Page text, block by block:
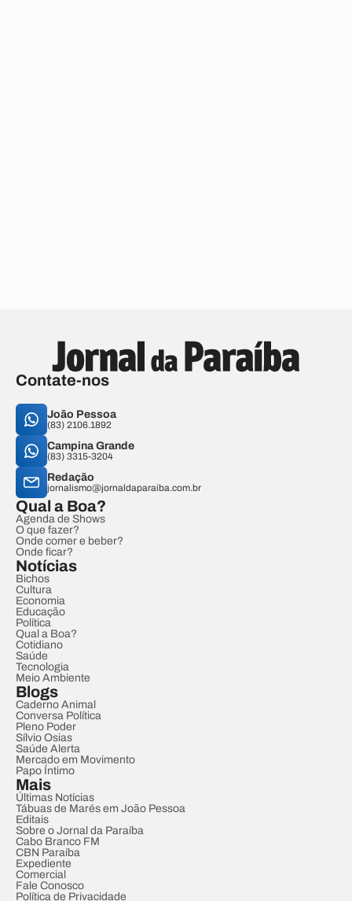
Contate-nos
João Pessoa
(83) 2106.1892
Campina Grande
(83) 3315-3204
Redação
jornalismo@jornaldaparaiba.com.br
Qual a Boa?
Agenda de Shows
O que fazer?
Onde comer e beber?
Onde ficar?
Notícias
Bichos
Cultura
Economia
Educação
Política
Qual a Boa?
Cotidiano
Saúde
Tecnologia
Meio Ambiente
Blogs
Caderno Animal
Conversa Política
Pleno Poder
Sílvio Osias
Saúde Alerta
Mercado em Movimento
Papo Íntimo
Mais
Últimas Notícias
Tábuas de Marés em João Pessoa
Editais
Sobre o Jornal da Paraíba
Cabo Branco FM
CBN Paraíba
Expediente
Comercial
Fale Conosco
Política de Privacidade